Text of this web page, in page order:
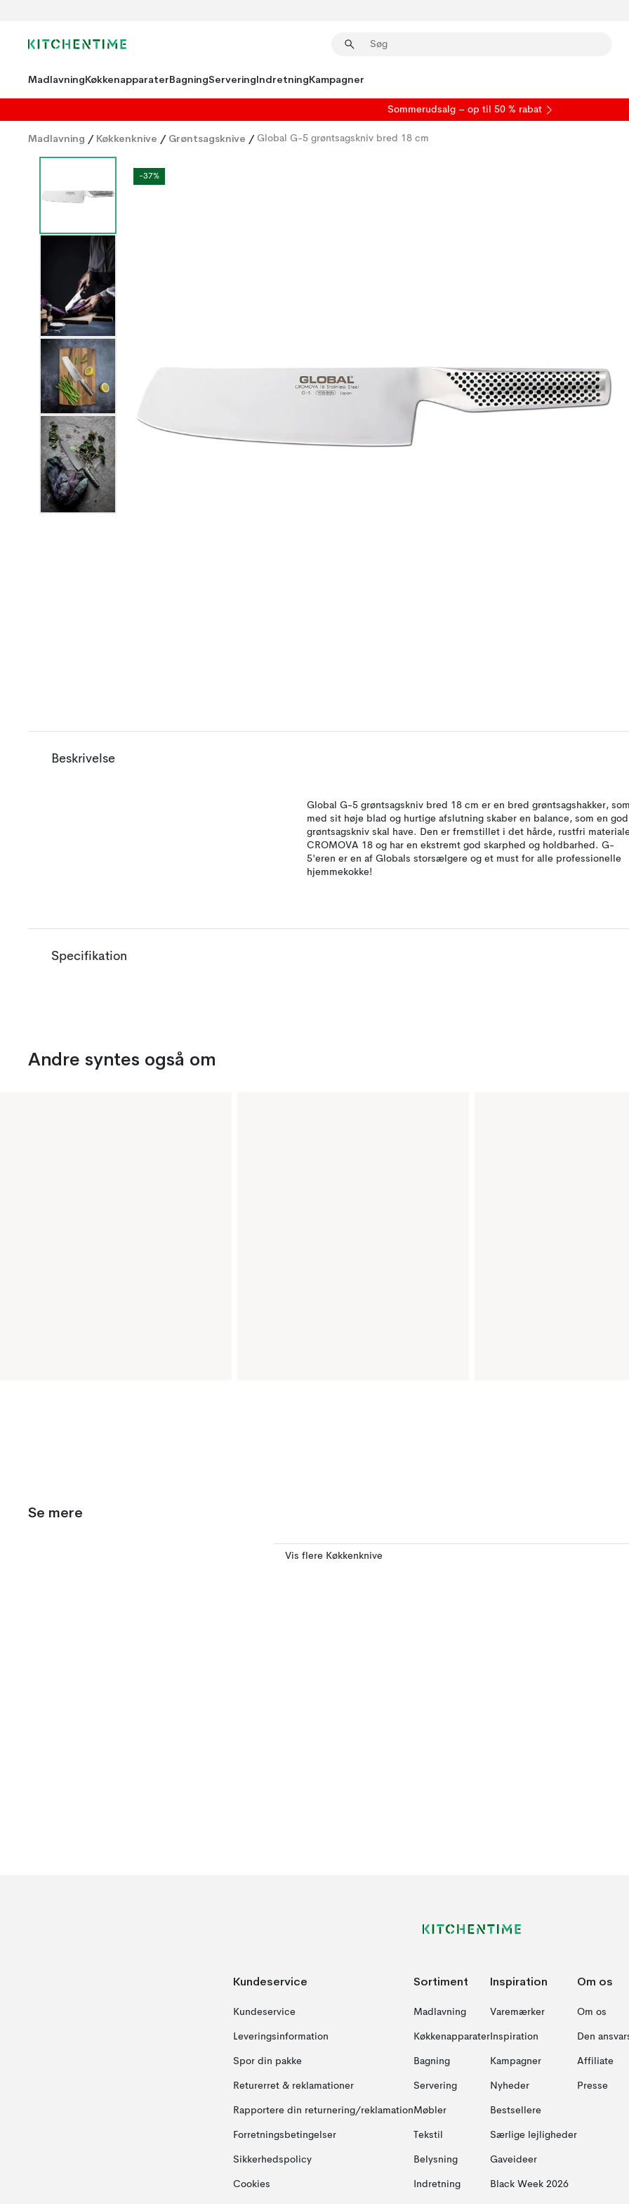
MadlavningKøkkenapparaterBagningServeringIndretningKampagner
Sommerudsalg – op til 50 % rabat
Madlavning / Køkkenknive / Grøntsagsknive / Global G-5 grøntsagskniv bred 18 cm
-37%
Beskrivelse
Global G-5 grøntsagskniv bred 18 cm er en bred grøntsagshakker,
med sit høje blad og hurtige afslutning skaber en balance, som en god
grøntsagskniv skal have. Den er fremstillet i det hårde, rustfri
CROMOVA 18 og har en ekstremt god skarphed og holdbarhed. G-
5'eren er en af Globals storsælgere og et must for alle professionelle
hjemmekokke!
Specifikation
Andre syntes også om
Se mere
Vis flere Køkkenknive
Kundeservice
Kundeservice
Leveringsinformation
Spor din pakke
Returerret & reklamationer
Rapportere din returnering/reklamation
Forretningsbetingelser
Sikkerhedspolicy
Cookies
Sortiment
Madlavning
Køkkenapparater
Bagning
Servering
Møbler
Tekstil
Belysning
Indretning
Inspiration
Varemærker
Inspiration
Kampagner
Nyheder
Bestsellere
Særlige lejligheder
Gaveideer
Black Week 2026
Om os
Om os
Den
Affiliate
Presse